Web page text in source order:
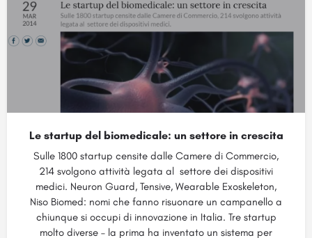
Le startup del biomedicale: un settore in crescita
Sulle 1800 startup censite dalle Camere di Commercio,
214 svolgono attività legata al settore dei dispositivi
medici. Neuron Guard, Tensive, Wearable Exoskeleton,
Niso Biomed: nomi che fanno risuonare un campanello a
chiunque si occupi di innovazione in Italia. Tre startup
molto diverse – la prima ha inventato un sistema per